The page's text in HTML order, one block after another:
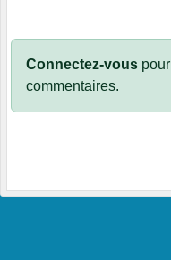
Connectez-vous
commentaires.